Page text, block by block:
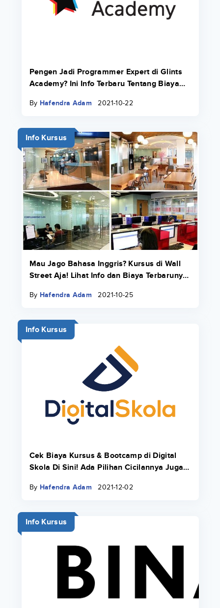
Pengen Jadi Programmer Expert di Glints
Academy? Ini Info Terbaru Tentang Biaya
By Hafendra Adam 2021-10-22
Info Kursus
Mau Jago Bahasa Inggris? Kursus di Wall
Street Aja! Lihat Info dan Biaya Terbarunya
By Hafendra Adam 2021-10-25
Info Kursus
Cek Biaya Kursus & Bootcamp di Digital
Skola Di Sini! Ada Pilihan Cicilannya Juga
By Hafendra Adam 2021-12-02
Info Kursus